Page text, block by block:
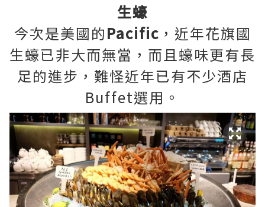
生蠔
今次是美國的Pacific ，近年花旗國
生蠔已非大而無當，而且蠔味更有長
足的進步，難怪近年已有不少酒店
Buffet選用。